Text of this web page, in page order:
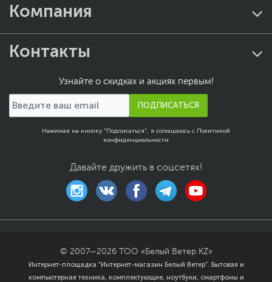
Компания
Контакты
Узнайте о скидках и акциях первым!
ПОДПИСАТЬСЯ
Нажимая на кнопку "Подписаться", я соглашаюсь с Политикой
конфиденциальности
Давайте дружить в соцсетях!
© 2007—2026 ТОО «Белый Ветер KZ»
Интернет-площадка "Интернет-магазин Белый Ветер". Бытовая и
компьютерная техника, комплектующие, ноутбуки, смартфоны и